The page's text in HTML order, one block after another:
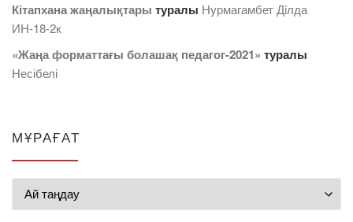
Кітапхана жаңалықтары туралы Нурмагамбет Дiлда
ИН-18-2к
«Жаңа форматтағы болашақ педагог-2021» туралы
Несібелі
МҰРАҒАТ